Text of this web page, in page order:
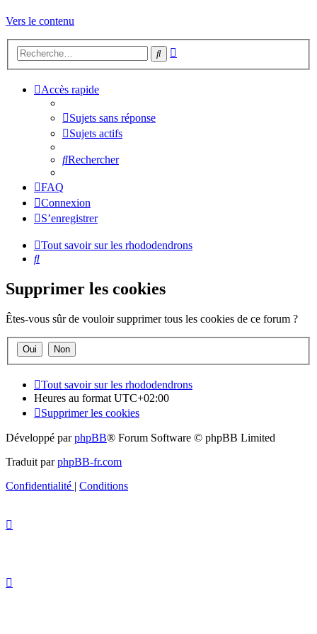
Vers le contenu
Rechercher
Accès rapide
Sujets sans réponse
Sujets actifs
Rechercher
FAQ
Connexion
S’enregistrer
Tout savoir sur les rhododendrons
Rechercher
Supprimer les cookies
Êtes-vous sûr de vouloir supprimer tous les cookies de ce forum ?
Tout savoir sur les rhododendrons
Heures au formatUTC+02:00
Supprimer les cookies
Développé parphpBB® Forum Software © phpBB Limited
Traduit parphpBB-fr.com
Confidentialité | Conditions